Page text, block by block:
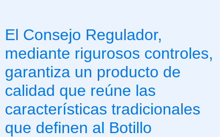
El Consejo Regulador,
mediante rigurosos controles,
garantiza un producto de
calidad que reúne las
características tradicionales
que definen al Botillo